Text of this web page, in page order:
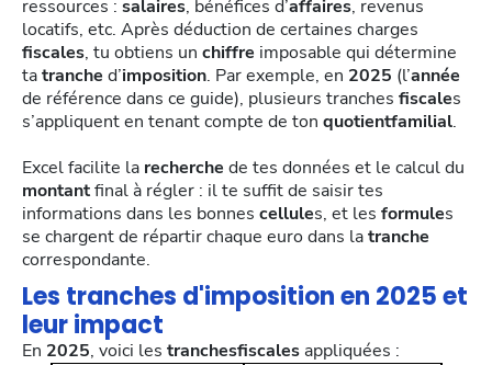
ressources : salaires, bénéfices d’affaires, revenus
locatifs, etc. Après déduction de certaines charges
fiscales, tu obtiens un chiffre imposable qui détermine
tatranche d’imposition. Par exemple, en 2025 (l’année
de référence dans ce guide), plusieurs tranches fiscales
s’appliquent en tenant compte de ton quotientfamilial.
Excel facilite la recherche de tes données et le calcul du
montantfinal à régler : il te suffit de saisir tes
informations dans les bonnes cellules, et les formules
se chargent de répartir chaque euro dans latranche
correspondante.
Les tranches d'imposition en 2025 et
leur impact
En 2025, voici les tranchesfiscalesappliquées :